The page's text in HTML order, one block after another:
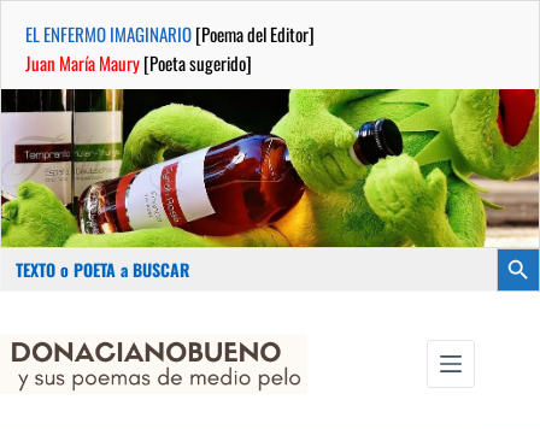
EL ENFERMO IMAGINARIO[Poema del Editor]
Juan María Maury[Poeta sugerido]
Buscar:
contenido